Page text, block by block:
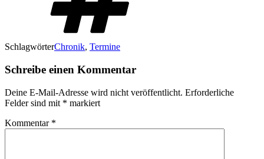
SchlagwörterChronik, Termine
Schreibe einen Kommentar
Deine E-Mail-Adresse wird nicht veröffentlicht. Erforderliche
Felder sind mit * markiert
Kommentar *